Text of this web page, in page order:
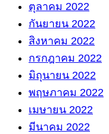
ตุลาคม 2022
กันยายน 2022
สิงหาคม 2022
กรกฎาคม 2022
มิถุนายน 2022
พฤษภาคม 2022
เมษายน 2022
มีนาคม 2022